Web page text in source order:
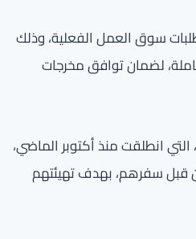
سوق العمل الفعلية، وذلك
لضمان توافق مخرجات
انطلقت منذ أكتوبر الماضي،
قبل سفرهم، بهدف تهيئتهم